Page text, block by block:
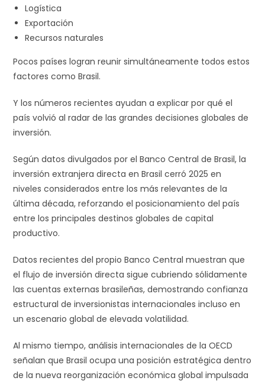
Logística
Exportación
Recursos naturales
Pocos países logran reunir simultáneamente todos estos
factores como Brasil.
Y los números recientes ayudan a explicar por qué el
país volvió al radar de las grandes decisiones globales de
inversión.
Según datos divulgados por el Banco Central de Brasil, la
inversión extranjera directa en Brasil cerró 2025 en
niveles considerados entre los más relevantes de la
última década, reforzando el posicionamiento del país
entre los principales destinos globales de capital
productivo.
Datos recientes del propio Banco Central muestran que
el flujo de inversión directa sigue cubriendo sólidamente
las cuentas externas brasileñas, demostrando confianza
estructural de inversionistas internacionales incluso en
un escenario global de elevada volatilidad.
Al mismo tiempo, análisis internacionales de la OECD
señalan que Brasil ocupa una posición estratégica dentro
de la nueva reorganización económica global impulsada